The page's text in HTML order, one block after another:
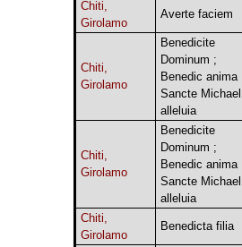
Chiti,
Girolamo
Averte faciem
Chiti,
Girolamo
Benedicite
Dominum ;
Benedic anima
Sancte Michael
alleluia
Chiti,
Girolamo
Benedicite
Dominum ;
Benedic anima
Sancte Michael
alleluia
Chiti,
Girolamo
Benedicta filia